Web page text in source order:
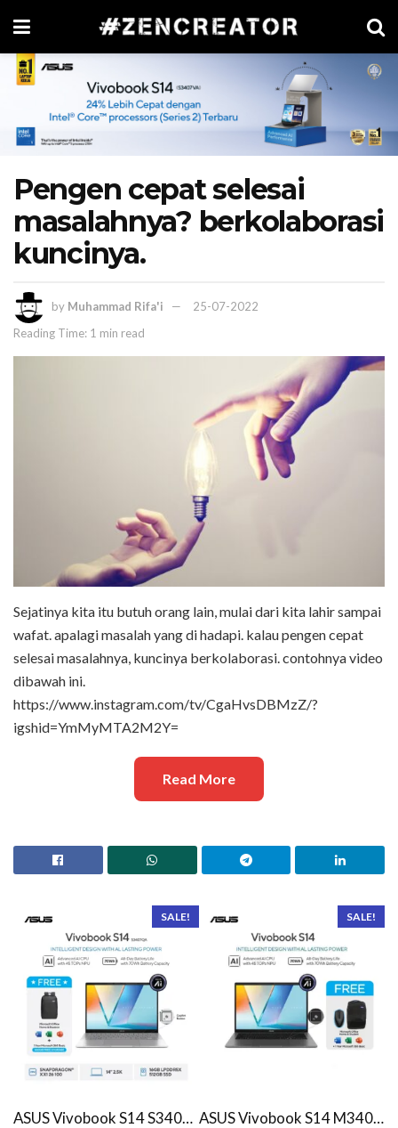
Pengen cepat selesai
masalahnya? berkolaborasi
kuncinya.
by Muhammad Rifa'i
25-07-2022
Reading Time: 1 min read
Sejatinya kita itu butuh orang lain, mulai dari kita lahir sampai
wafat. apalagi masalah yang di hadapi. kalau pengen cepat
selesai masalahnya, kuncinya berkolaborasi. contohnya video
dibawah ini.
https://www.instagram.com/tv/CgaHvsDBMzZ/?
igshid=YmMyMTA2M2Y=
Read More
SALE!
ASUS Vivobook S14 S3407QA – IPSP151M – Matte Gray
SALE!
ASUS Vivobook S14 M3407HA Ryzen 7 260 1TB SSD 16GB WUXGA IPS Win11+OHS